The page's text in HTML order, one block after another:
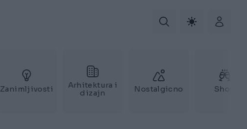
Zanimljivosti
Arhitektura i
dizajn
Nostalgicno Show